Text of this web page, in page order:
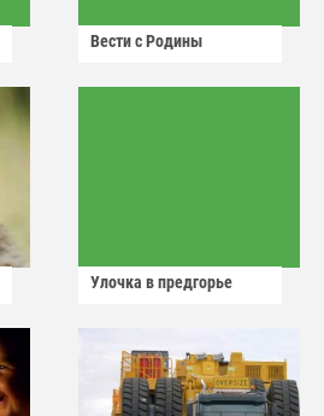
Вести с Родины
Улочка в предгорье